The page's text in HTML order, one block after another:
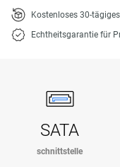
Kostenloses 30-
Echtheitsgarantie für
SATA
schnittstelle